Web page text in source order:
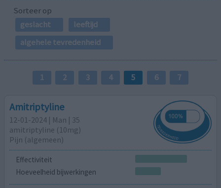
Sorteer op
geslacht
leeftijd
algehele tevredenheid
1 2 3 4 5 6 7
Amitriptyline
12-01-2024 | Man | 35
amitriptyline (10mg)
Pijn (algemeen)
Effectiviteit
Hoeveelheid bijwerkingen